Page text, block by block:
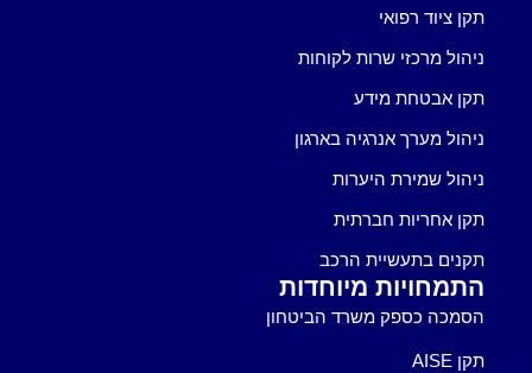
תקן ציוד רפואי
ניהול מרכזי שרות לקוחות
תקן אבטחת מידע
ניהול מערך אנרגיה בארגון
ניהול שמירת היערות
תקן אחריות חברתית
תקנים בתעשיית הרכב
התמחויות מיוחדות
הסמכה כספק משרד הביטחון
תקן AISE